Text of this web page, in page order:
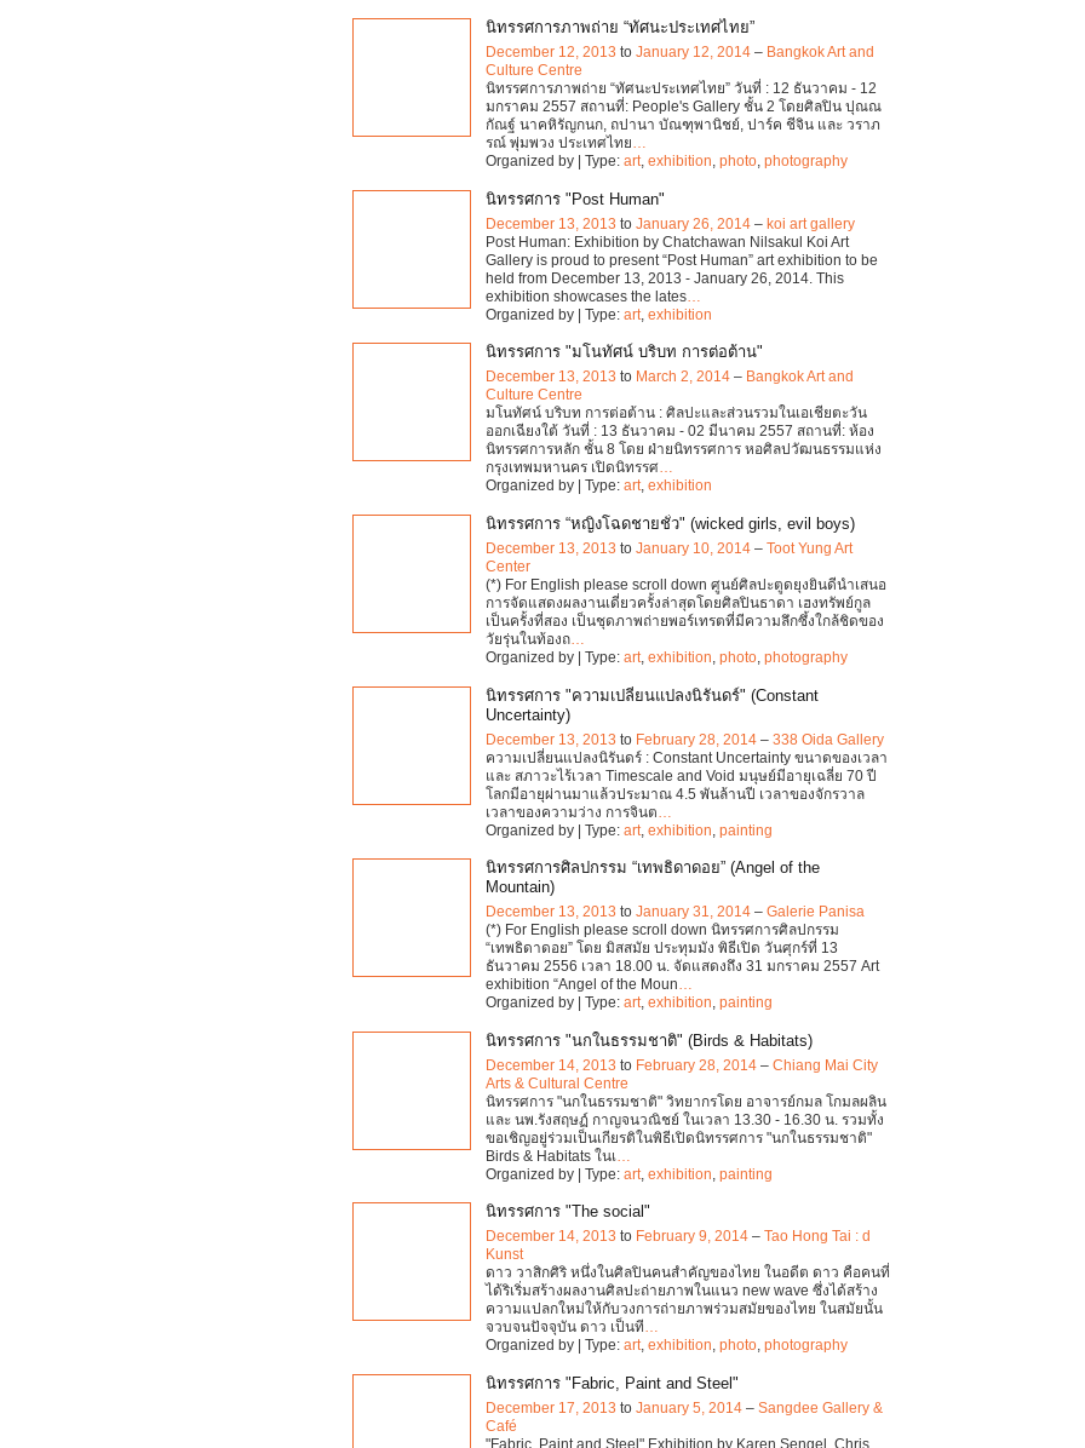
นิทรรศการภาพถ่าย “ทัศนะประเทศไทย”
December 12, 2013 to January 12, 2014 – Bangkok Art and
Culture Centre
นิทรรศการภาพถ่าย “ทัศนะประเทศไทย” วันที่ : 12 ธันวาคม - 12
มกราคม 2557 สถานที่: People's Gallery ชั้น 2 โดยศิลปิน ปุณณ
กัณฐ์ นาคหิรัญกนก, ถปานา บัณฑุพานิชย์, ปาร์ค ชีจิน และ วราภ
รณ์ พุ่มพวง ประเทศไทย…
Organized by | Type: art, exhibition, photo, photography
นิทรรศการ "Post Human"
December 13, 2013 to January 26, 2014 – koi art gallery
Post Human: Exhibition by Chatchawan Nilsakul Koi Art
Gallery is proud to present “Post Human” art exhibition to be
held from December 13, 2013 - January 26, 2014. This
exhibition showcases the lates…
Organized by | Type: art, exhibition
นิทรรศการ "มโนทัศน์ บริบท การต่อต้าน"
December 13, 2013 to March 2, 2014 – Bangkok Art and
Culture Centre
มโนทัศน์ บริบท การต่อต้าน : ศิลปะและส่วนรวมในเอเชียตะวัน
ออกเฉียงใต้ วันที่ : 13 ธันวาคม - 02 มีนาคม 2557 สถานที่: ห้อง
นิทรรศการหลัก ชั้น 8 โดย ฝ่ายนิทรรศการ หอศิลปวัฒนธรรมแห่ง
กรุงเทพมหานคร เปิดนิทรรศ…
Organized by | Type: art, exhibition
นิทรรศการ “หญิงโฉดชายชั่ว" (wicked girls, evil boys)
December 13, 2013 to January 10, 2014 – Toot Yung Art
Center
(*) For English please scroll down ศูนย์ศิลปะตูดยุงยินดีนำเสนอ
การจัดแสดงผลงานเดี่ยวครั้งล่าสุดโดยศิลปินธาดา เฮงทรัพย์กูล
เป็นครั้งที่สอง เป็นชุดภาพถ่ายพอร์เทรตที่มีความลึกซึ้งใกล้ชิดของ
วัยรุ่นในท้องถ…
Organized by | Type: art, exhibition, photo, photography
นิทรรศการ "ความเปลี่ยนแปลงนิรันดร์" (Constant
Uncertainty)
December 13, 2013 to February 28, 2014 – 338 Oida Gallery
ความเปลี่ยนแปลงนิรันดร์ : Constant Uncertainty ขนาดของเวลา
และ สภาวะไร้เวลา Timescale and Void มนุษย์มีอายุเฉลี่ย 70 ปี
โลกมีอายุผ่านมาแล้วประมาณ 4.5 พันล้านปี เวลาของจักรวาล
เวลาของความว่าง การจินต
Organized by | Type: art exhibition painting
นิทรรศการศิลปกรรม “เทพธิดาดอย” (Angel of the
Mountain)
December 13, 2013 to January 31, 2014 – Galerie Panisa
(*) For English please scroll down นิทรรศการศิลปกรรม
“เทพธิดาดอย” โดย มิสสมัย ประทุมมัง พิธีเปิด วันศุกร์ที่ 13
ธันวาคม 2556 เวลา 18.00 น. จัดแสดงถึง 31 มกราคม 2557 Art
exhibition “Angel of the Moun…
Organized by | Type: art, exhibition, painting
นิทรรศการ "นกในธรรมชาติ" (Birds & Habitats)
December 14, 2013 to February 28, 2014 – Chiang Mai City
Arts & Cultural Centre
นิทรรศการ "นกในธรรมชาติ" วิทยากรโดย อาจารย์กมล โกมลผลิน
และ นพ.รังสฤษฏ์ กาญจนวณิชย์ ในเวลา 13.30 - 16.30 น. รวมทั้ง
ขอเชิญอยู่ร่วมเป็นเกียรติในพิธีเปิดนิทรรศการ "นกในธรรมชาติ"
Birds & Habitats ในเ
Organized by | Type: art exhibition painting
นิทรรศการ "The social"
December 14, 2013 to February 9, 2014 – Tao Hong Tai : d
Kunst
ดาว วาสิกศิริ หนึ่งในศิลปินคนสำคัญของไทย ในอดีต ดาว คือคนที่
ได้ริเริ่มสร้างผลงานศิลปะถ่ายภาพในแนว new wave ซึ่งได้สร้าง
ความแปลกใหม่ให้กับวงการถ่ายภาพร่วมสมัยของไทย ในสมัยนั้น
จวบจนปัจจุบัน ดาว เป็นที…
Organized by | Type: art, exhibition, photo, photography
นิทรรศการ "Fabric, Paint and Steel"
December 17, 2013 to January 5, 2014 – Sangdee Gallery &
Café
"Fabric, Paint and Steel" Exhibition by Karen Sengel, Chris